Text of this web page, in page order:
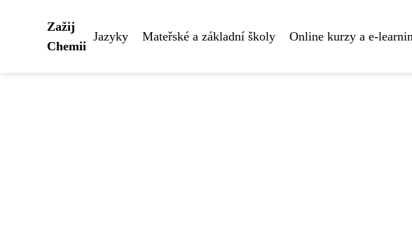
Zažij
Chemii
Jazyky Mateřské a základní školy Online kurzy a e-